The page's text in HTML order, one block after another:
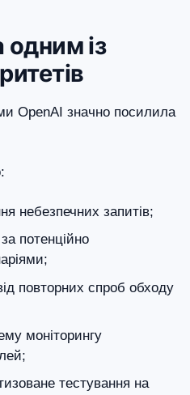
одним із
OpenAI значно посилила
небезпечних запитів;
потенційно
повторних спроб обходу
моніторингу
тестування на